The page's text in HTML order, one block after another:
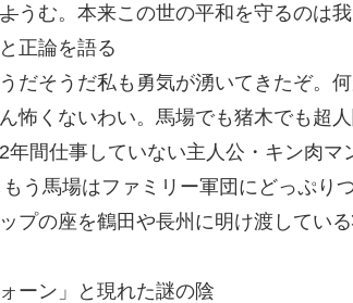
うむ。本来この世の平和を守るのは
正論を語る
だそうだ私も勇気が湧いてきたぞ。
怖くないわい。馬場でも猪木でも超
年間仕事していない主人公・キン肉マ
う馬場はファミリー軍団にどっぷり
プの座を鶴田や長州に明け渡してい
ーン」と現れた謎の陰